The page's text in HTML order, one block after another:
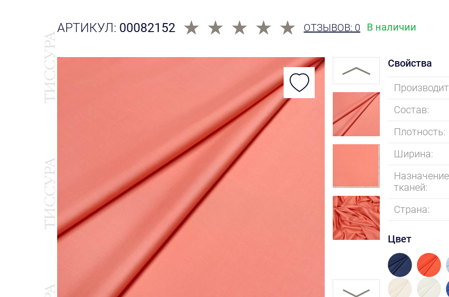
АРТИКУЛ: 00082152 ОТЗЫВОВ: 0 В наличии
Свойства
Состав:
Плотность:
Ширина:
Назначение
тканей:
Страна:
Цвет